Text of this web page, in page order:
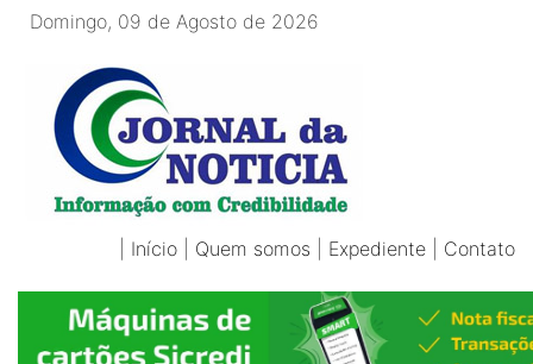
Domingo, 09 de Agosto de 2026
Início Quem somos Expediente Contato